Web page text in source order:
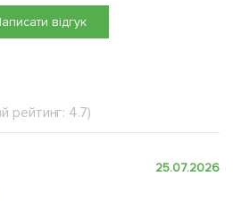
відгук
рейтинг: 4.7)
25.07.2026